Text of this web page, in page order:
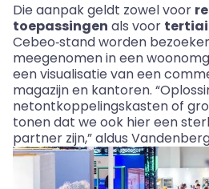
Die aanpak geldt zowel voor
toepassingen als voor
Cebeo‑stand worden
meegenomen in een
een visualisatie van een
magazijn en kantoren.
netontkoppelingskasten of
tonen dat we ook hier een
partner zijn,” aldus